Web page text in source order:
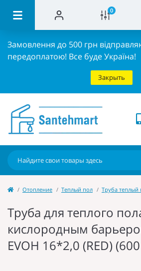
0
Замовлення до 500 грн
передоплатою! Все буде Україна!
Закрыть
Отопление Теплый пол Труба теплый
Труба для теплого
кислородным
EVOH 16*2,0 (RED)